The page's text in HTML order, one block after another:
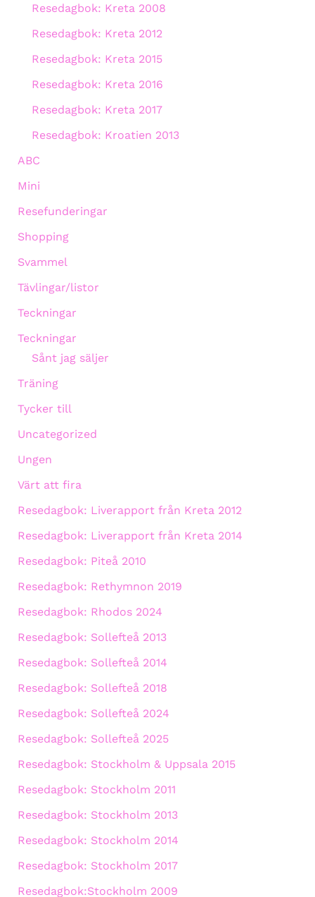
Resedagbok: Kreta 2008
Resedagbok: Kreta 2012
Resedagbok: Kreta 2015
Resedagbok: Kreta 2016
Resedagbok: Kreta 2017
Resedagbok: Kroatien 2013
ABC
Mini
Resefunderingar
Shopping
Svammel
Tävlingar/listor
Teckningar
Teckningar
Sånt jag säljer
Träning
Tycker till
Uncategorized
Ungen
Värt att fira
Resedagbok: Liverapport från Kreta 2012
Resedagbok: Liverapport från Kreta 2014
Resedagbok: Piteå 2010
Resedagbok: Rethymnon 2019
Resedagbok: Rhodos 2024
Resedagbok: Sollefteå 2013
Resedagbok: Sollefteå 2014
Resedagbok: Sollefteå 2018
Resedagbok: Sollefteå 2024
Resedagbok: Sollefteå 2025
Resedagbok: Stockholm & Uppsala 2015
Resedagbok: Stockholm 2011
Resedagbok: Stockholm 2013
Resedagbok: Stockholm 2014
Resedagbok: Stockholm 2017
Resedagbok:Stockholm 2009